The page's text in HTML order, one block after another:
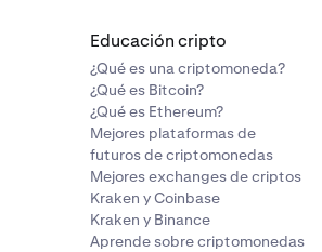
Educación cripto
¿Qué es una criptomoneda?
¿Qué es Bitcoin?
¿Qué es Ethereum?
Mejores plataformas de
futuros de criptomonedas
Mejores exchanges de criptos
Kraken y Coinbase
Kraken y Binance
Aprende sobre criptomonedas